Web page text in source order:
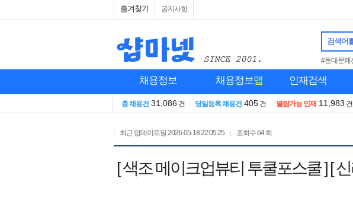
즐겨찾기 공지사항
검색어
#동대문패
채용정보 채용정보맵 인재검색
총 채용건 31,086 건 당일등록 채용건 405 건 열람가능 인재 11,983 건
최근 업데이트일 2026-05-18 22:05:25 조회수64 회
[ 색조 메이크업뷰티 투쿨포스쿨 ] [